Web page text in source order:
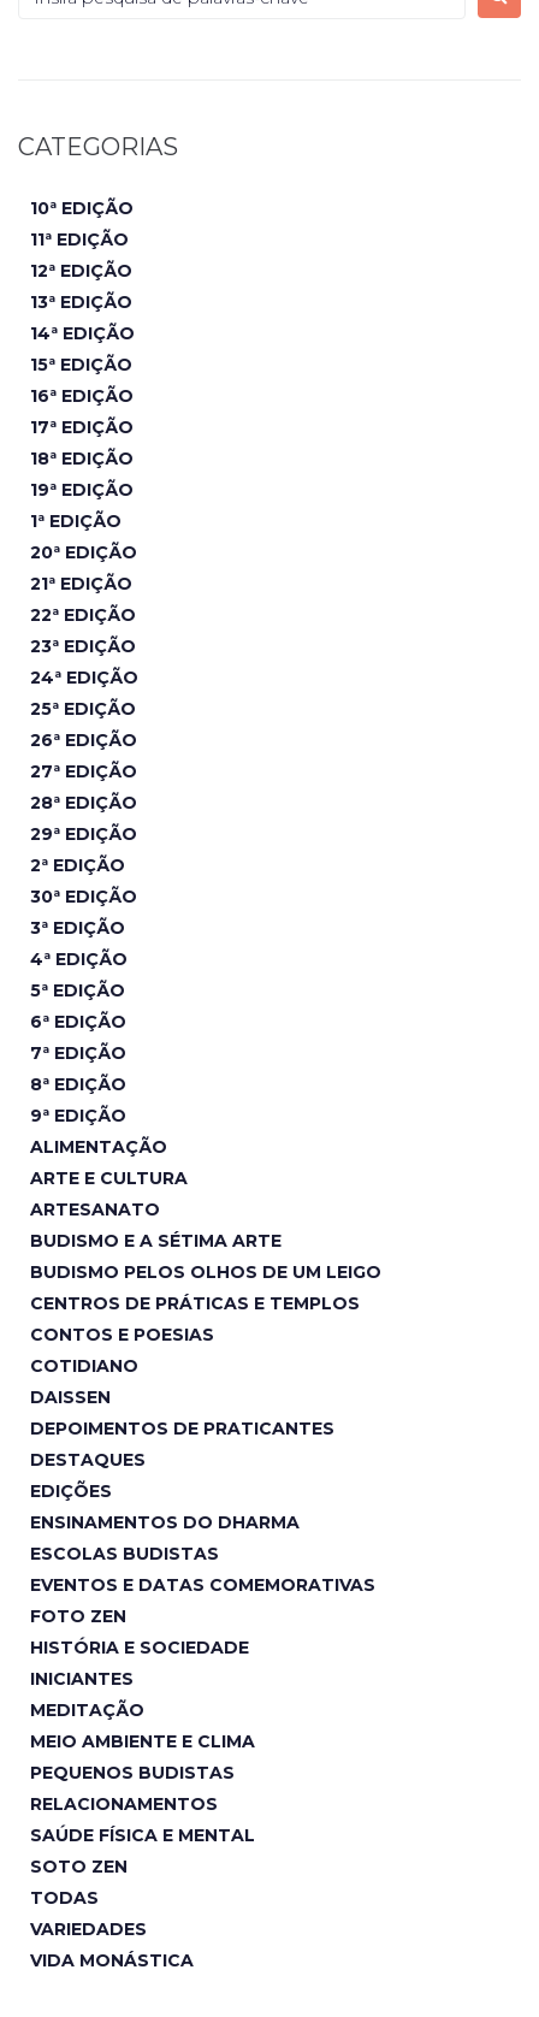
CATEGORIAS
10ª EDIÇÃO
11ª EDIÇÃO
12ª EDIÇÃO
13ª EDIÇÃO
14ª EDIÇÃO
15ª EDIÇÃO
16ª EDIÇÃO
17ª EDIÇÃO
18ª EDIÇÃO
19ª EDIÇÃO
1ª EDIÇÃO
20ª EDIÇÃO
21ª EDIÇÃO
22ª EDIÇÃO
23ª EDIÇÃO
24ª EDIÇÃO
25ª EDIÇÃO
26ª EDIÇÃO
27ª EDIÇÃO
28ª EDIÇÃO
29ª EDIÇÃO
2ª EDIÇÃO
30ª EDIÇÃO
3ª EDIÇÃO
4ª EDIÇÃO
5ª EDIÇÃO
6ª EDIÇÃO
7ª EDIÇÃO
8ª EDIÇÃO
9ª EDIÇÃO
ALIMENTAÇÃO
ARTE E CULTURA
ARTESANATO
BUDISMO E A SÉTIMA ARTE
BUDISMO PELOS OLHOS DE UM LEIGO
CENTROS DE PRÁTICAS E TEMPLOS
CONTOS E POESIAS
COTIDIANO
DAISSEN
DEPOIMENTOS DE PRATICANTES
DESTAQUES
EDIÇÕES
ENSINAMENTOS DO DHARMA
ESCOLAS BUDISTAS
EVENTOS E DATAS COMEMORATIVAS
FOTO ZEN
HISTÓRIA E SOCIEDADE
INICIANTES
MEDITAÇÃO
MEIO AMBIENTE E CLIMA
PEQUENOS BUDISTAS
RELACIONAMENTOS
SAÚDE FÍSICA E MENTAL
SOTO ZEN
TODAS
VARIEDADES
VIDA MONÁSTICA